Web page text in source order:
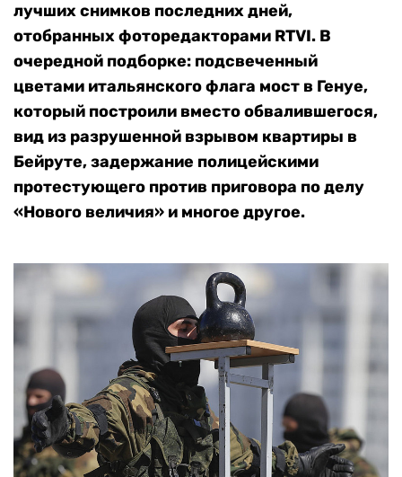
лучших снимков последних дней,
отобранных фоторедакторами RTVI. В
очередной подборке: подсвеченный
цветами итальянского флага мост в Генуе,
который построили вместо обвалившегося,
вид из разрушенной взрывом квартиры в
Бейруте, задержание полицейскими
протестующего против приговора по делу
«Нового величия» и многое другое.